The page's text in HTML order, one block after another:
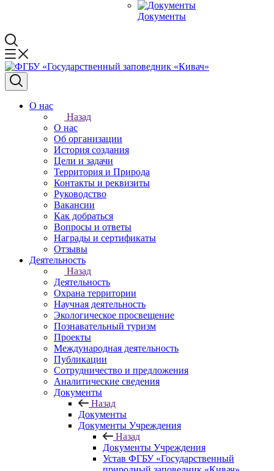
Документы
О нас
Назад
О нас
Об организации
История создания
Цели и задачи
Территория и Природа
Контакты и реквизиты
Руководство
Вакансии
Как добраться
Вопросы и ответы
Награды и сертификаты
Отзывы
Деятельность
Назад
Деятельность
Охрана территории
Научная деятельность
Экологическое просвещение
Познавательный туризм
Проекты
Международная деятельность
Публикации
Сотрудничество и предложения
Аналитические сведения
Документы
Назад
Документы
Документы Учреждения
Назад
Документы Учреждения
Устав ФГБУ «Государственный